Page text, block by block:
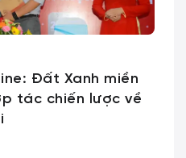
Đất Xanh miền
tác chiến lược về